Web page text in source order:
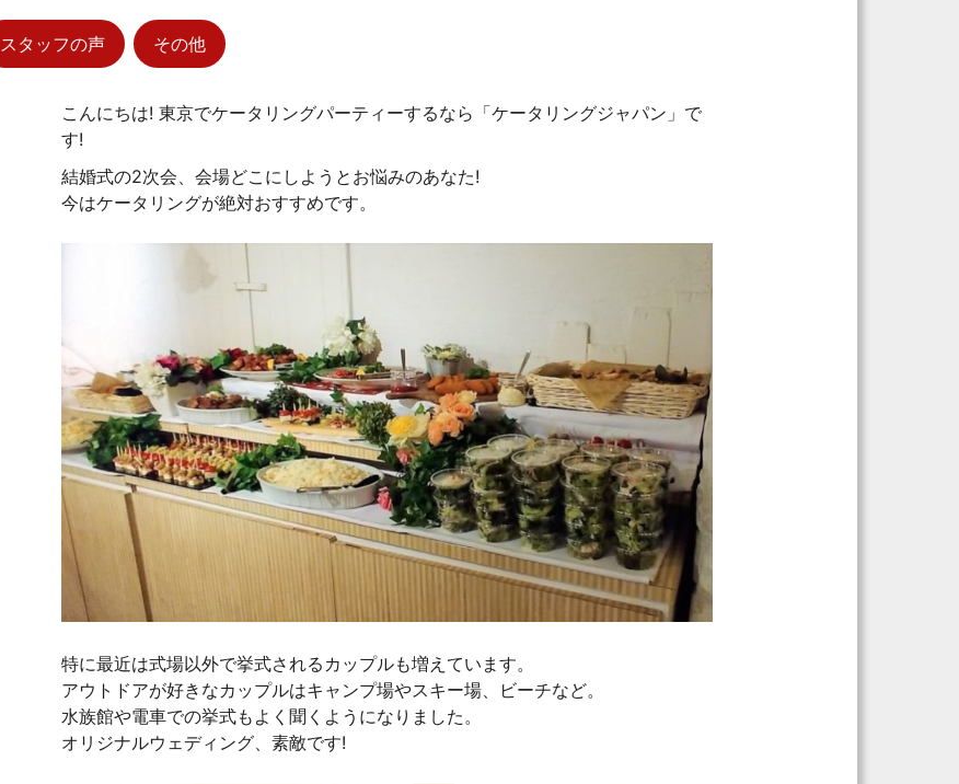
スタッフの声 その他
こんにちは! 東京でケータリングパーティーするなら「ケータリングジャパン」で
す!
結婚式の2次会、会場どこにしようとお悩みのあなた!
今はケータリングが絶対おすすめです。
特に最近は式場以外で挙式されるカップルも増えています。
アウトドアが好きなカップルはキャンプ場やスキー場、ビーチなど。
水族館や電車での挙式もよく聞くようになりました。
オリジナルウェディング、素敵です!